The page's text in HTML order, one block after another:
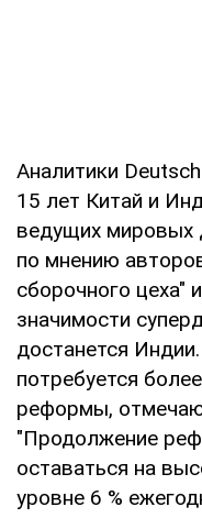
Аналитики
15 лет Китай и
ведущих мировых
по мнению
сборочного цеха"
значимости
достанется
потребуется
реформы,
"Продолжение
оставаться на
уровне 6 %